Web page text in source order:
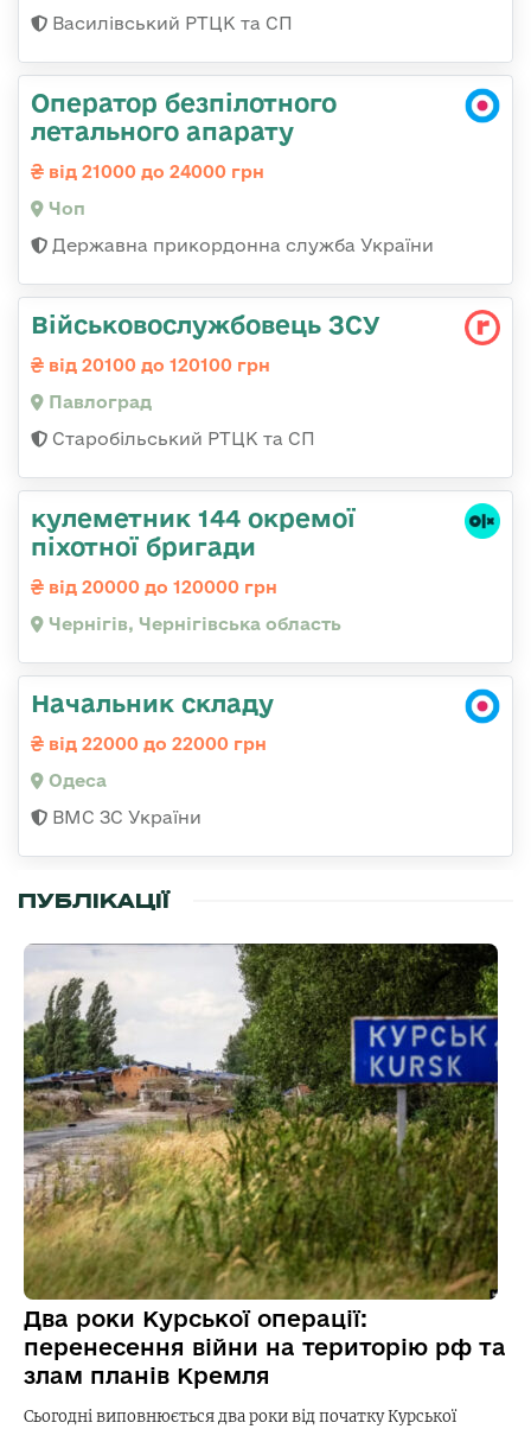
Василівський РТЦК та СП
Оператор безпілотного
летального апарату
від 21000 до 24000 грн
Чоп
Державна прикордонна служба України
Військовослужбовець ЗСУ
від 20100 до 120100 грн
Павлоград
Старобільський РТЦК та СП
кулеметник 144 окремої
піхотної бригади
від 20000 до 120000 грн
Чернігів, Чернігівська область
Начальник складу
від 22000 до 22000 грн
Одеса
ВМС ЗС України
ПУБЛІКАЦІЇ
Два роки Курської операції:
перенесення війни на територію рф та
злам планів Кремля
Сьогодні виповнюється два роки від початку Курської